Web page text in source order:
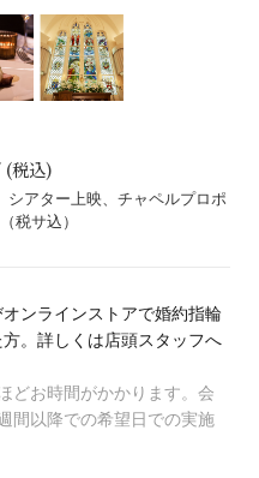
(税込)
シアター上映、チャペルプロポ
税サ込）
ンラインストアで婚約指輪
。詳しくは店頭スタッフへ
どお時間がかかります。会
間以降での希望日での実施
覧
のご購入と
ズのご相談
インショップ